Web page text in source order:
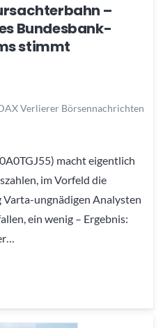
–
Bundesbank-
stimmt
Verlierer Börsennachrichten
macht eigentlich
im Vorfeld die
ungnädigen Analysten
ein wenig – Ergebnis: